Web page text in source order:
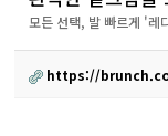
모든 선택, 발 빠르게 '레
https://